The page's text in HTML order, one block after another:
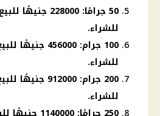
للشراء.
للشراء.
للشراء.